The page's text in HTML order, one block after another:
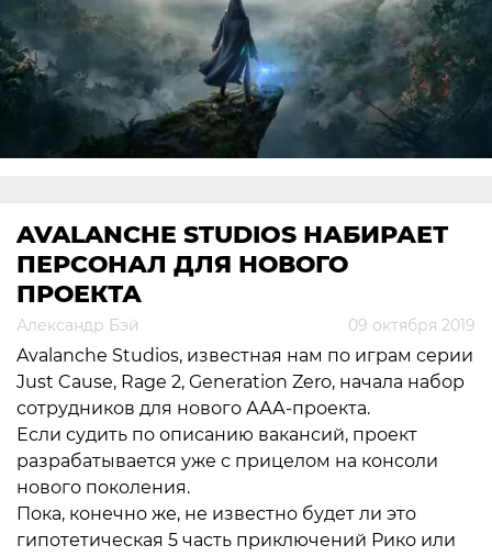
AVALANCHE STUDIOS НАБИРАЕТ
ПЕРСОНАЛ ДЛЯ НОВОГО
ПРОЕКТА
Александр Бэй 09 октября 2019
Avalanche Studios, известная нам по играм серии
Just Cause, Rage 2, Generation Zero, начала набор
сотрудников для нового ААА-проекта.
Если судить по описанию вакансий, проект
разрабатывается уже с прицелом на консоли
нового поколения.
Пока, конечно же, не известно будет ли это
гипотетическая 5 часть приключений Рико или